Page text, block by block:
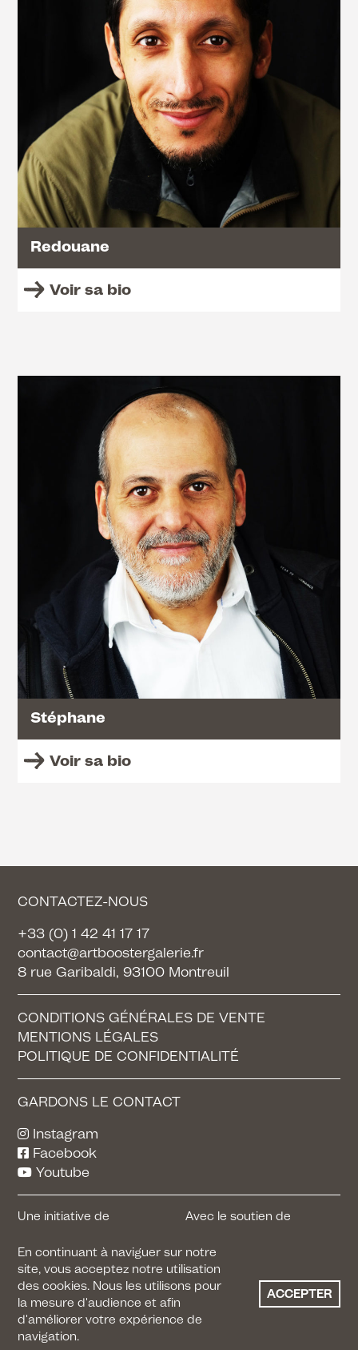
Redouane
Voir sa bio
Stéphane
Voir sa bio
CONTACTEZ-NOUS
+33 (0) 1 42 41 17 17
contact@artboostergalerie.fr
8 rue Garibaldi, 93100 Montreuil
CONDITIONS GÉNÉRALES DE VENTE
MENTIONS LÉGALES
POLITIQUE DE CONFIDENTIALITÉ
GARDONS LE CONTACT
Instagram
Facebook
Youtube
Une initiative de
Faire un don
Avec le soutien de
Copyright © Le Silence des justes 2026 - Tous droits réservés
En continuant à naviguer sur notre
site, vous acceptez notre utilisation
des cookies. Nous les utilisons pour
la mesure d'audience et afin
d'améliorer votre expérience de
navigation.
ACCEPTER